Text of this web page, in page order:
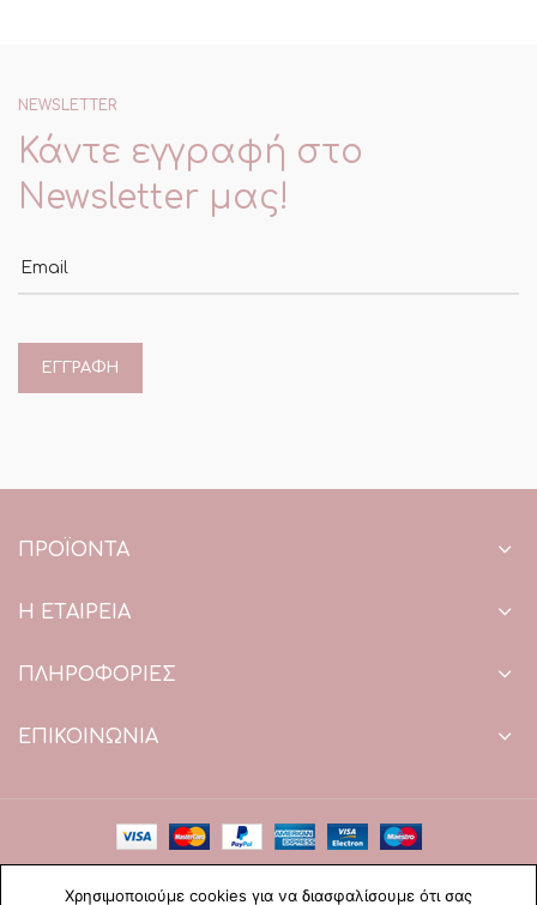
NEWSLETTER
Κάντε εγγραφή στο
Newsletter μας!
ΠΡΟΪΌΝΤΑ
Η ΕΤΑΙΡΕΙΑ
ΠΛΗΡΟΦΟΡΙΕΣ
ΕΠΙΚΟΙΝΩΝΙΑ
Web Design & development by web-idea.gr
Χρησιμοποιούμε cookies για να διασφαλίσουμε ότι σας